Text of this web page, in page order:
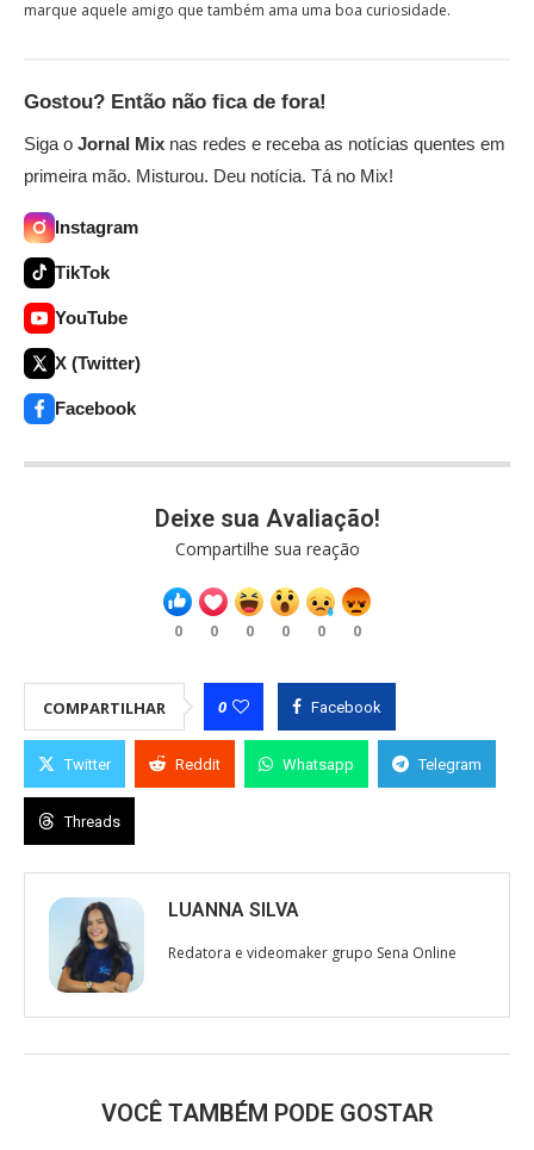
marque aquele amigo que também ama uma boa curiosidade.
Gostou? Então não fica de fora!
Siga o Jornal Mix nas redes e receba as notícias quentes em
primeira mão. Misturou. Deu notícia. Tá no Mix!
Instagram
TikTok
YouTube
X (Twitter)
Facebook
Deixe sua Avaliação!
Compartilhe sua reação
0 0 0 0 0 0
COMPARTILHAR 0 Facebook
Twitter Reddit Whatsapp Telegram
Threads
LUANNA SILVA
Redatora e videomaker grupo Sena Online
VOCÊ TAMBÉM PODE GOSTAR